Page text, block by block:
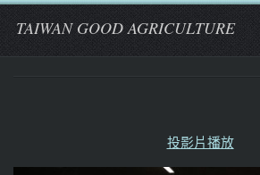
TAIWAN GOOD AGRICULTURE
投影片播放